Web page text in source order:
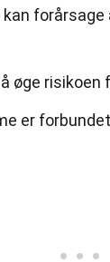
kan
øge risikoen
er